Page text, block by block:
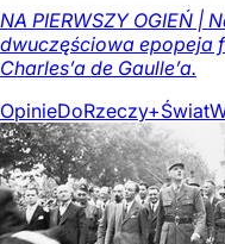
NA PIERWSZY OGIEŃ |
dwuczęściowa epopeja
Charles’a de Gaulle’a.
OpinieDoRzeczy+Świat